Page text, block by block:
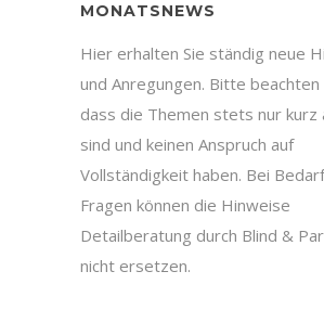
MONATSNEWS
Hier erhalten Sie ständig neue
und Anregungen. Bitte beachten
dass die Themen stets nur kurz
sind und keinen Anspruch auf
Vollständigkeit haben. Bei
Fragen können die Hinweise
Detailberatung durch Blind &
nicht ersetzen.